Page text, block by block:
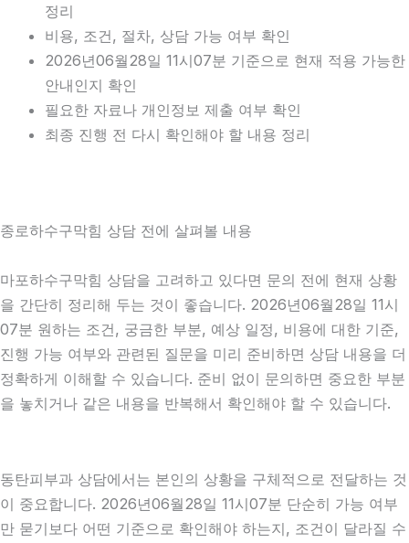
정리
비용, 조건, 절차, 상담 가능 여부 확인
2026년06월28일 11시07분 기준으로 현재 적용 가능한
안내인지 확인
필요한 자료나 개인정보 제출 여부 확인
최종 진행 전 다시 확인해야 할 내용 정리
종로하수구막힘 상담 전에 살펴볼 내용
마포하수구막힘 상담을 고려하고 있다면 문의 전에 현재 상황
을 간단히 정리해 두는 것이 좋습니다. 2026년06월28일 11시
07분 원하는 조건, 궁금한 부분, 예상 일정, 비용에 대한 기준,
진행 가능 여부와 관련된 질문을 미리 준비하면 상담 내용을 더
정확하게 이해할 수 있습니다. 준비 없이 문의하면 중요한 부분
을 놓치거나 같은 내용을 반복해서 확인해야 할 수 있습니다.
동탄피부과 상담에서는 본인의 상황을 구체적으로 전달하는 것
이 중요합니다. 2026년06월28일 11시07분 단순히 가능 여부
만 묻기보다 어떤 기준으로 확인해야 하는지, 조건이 달라질 수